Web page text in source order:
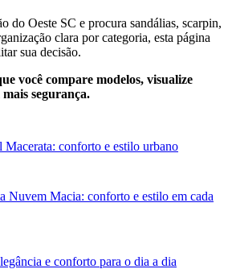
do Oeste SC e procura sandálias, scarpin,
clara por categoria, esta página
sua decisão.
você compare modelos, visualize
mais segurança.
Macerata: conforto e estilo urbano
Nuvem Macia: conforto e estilo em cada
e conforto para o dia a dia